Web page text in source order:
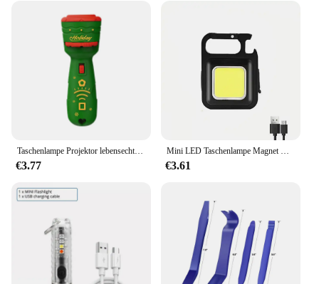
Taschenlampe Projektor lebensechte 24 Arten von Design Bildung Santa Claus Baum Spielzeug Geschenke
€3.77
Mini LED Taschenlampe Magnet Cob Outdoor Camping Tasche Arbeits licht Lumen USB wiederauf ladbare Scheinwerfer
€3.61